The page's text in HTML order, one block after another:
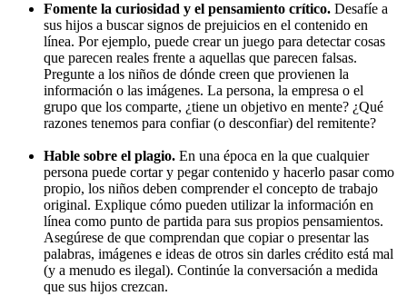
Fomente la curiosidad y el pensamiento crítico. Desafíe a
sus hijos a buscar signos de prejuicios en el contenido en
línea. Por ejemplo, puede crear un juego para detectar cosas
que parecen reales frente a aquellas que parecen falsas.
Pregunte a los niños de dónde creen que provienen la
información o las imágenes. La persona, la empresa o el
grupo que los comparte, ¿tiene un objetivo en mente? ¿Qué
razones tenemos para confiar (o desconfiar) del remitente?
Hable sobre el plagio. En una época en la que cualquier
persona puede cortar y pegar contenido y hacerlo pasar como
propio, los niños deben comprender el concepto de trabajo
original. Explique cómo pueden utilizar la información en
línea como punto de partida para sus propios pensamientos.
Asegúrese de que comprendan que copiar o presentar las
palabras, imágenes e ideas de otros sin darles crédito está mal
(y a menudo es ilegal). Continúe la conversación a medida
que sus hijos crezcan.